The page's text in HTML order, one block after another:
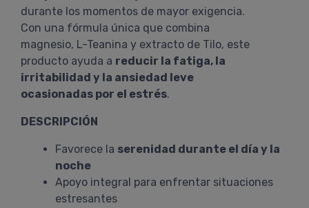
durante los momentos de mayor exigencia.
Con una fórmula única que combina
magnesio, L-Teanina y extracto de Tilo, este
producto ayuda a reducir la fatiga, la
irritabilidad y la ansiedad leve
ocasionadas por el estrés.
DESCRIPCIÓN
Favorece la serenidad durante el día y la
noche
Apoyo integral para enfrentar situaciones
estresantes